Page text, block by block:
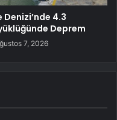
Denizi’nde 4.3
Deprem
7, 2026